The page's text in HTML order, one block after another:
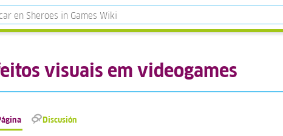
visuais em videogames
Discusión